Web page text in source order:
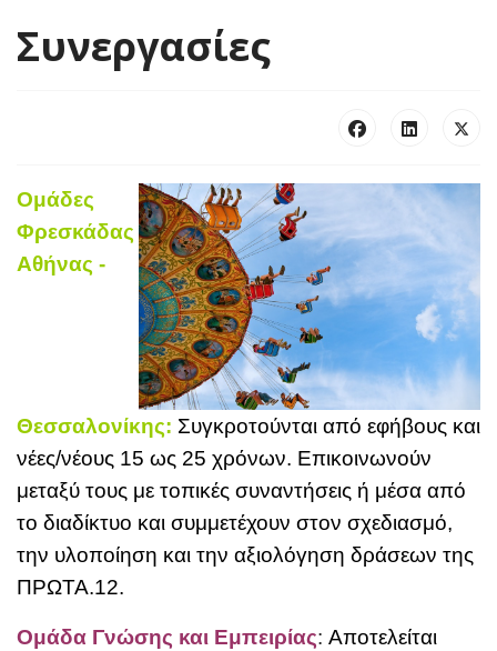
Συνεργασίες
Ομάδες
Φρεσκάδας
Αθήνας -
Θεσσαλονίκης: Συγκροτούνται από εφήβους και
νέες/νέους 15 ως 25 χρόνων. Επικοινωνούν
μεταξύ τους με τοπικές συναντήσεις ή μέσα από
το διαδίκτυο και συμμετέχουν στον σχεδιασμό,
την υλοποίηση και την αξιολόγηση δράσεων της
ΠΡΩΤΑ.12.
Ομάδα Γνώσης και Εμπειρίας: Αποτελείται